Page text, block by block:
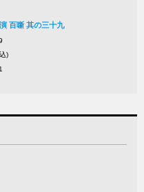
百噺 其の三十九
)